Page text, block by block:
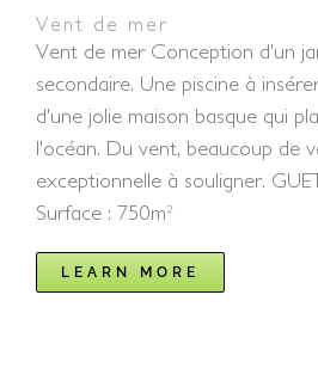
Vent de mer
Vent de mer Conception d'un
secondaire. Une piscine à
d'une jolie maison basque qui
l'océan. Du vent, beaucoup de
exceptionnelle à souligner.
Surface : 750m²
LEARN MORE